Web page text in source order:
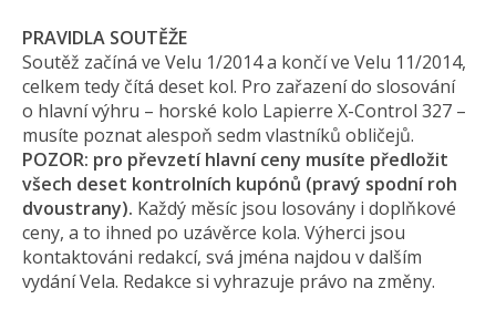
PRAVIDLA SOUTĚŽE
Soutěž začíná ve Velu 1/2014 a končí ve Velu 11/2014,
celkem tedy čítá deset kol. Pro zařazení do slosování
o hlavní výhru – horské kolo Lapierre X-Control 327 –
musíte poznat alespoň sedm vlastníků obličejů.
POZOR: pro převzetí hlavní ceny musíte předložit
všech deset kontrolních kupónů (pravý spodní roh
dvoustrany). Každý měsíc jsou losovány i doplňkové
ceny, a to ihned po uzávěrce kola. Výherci jsou
kontaktováni redakcí, svá jména najdou v dalším
vydání Vela. Redakce si vyhrazuje právo na změny.